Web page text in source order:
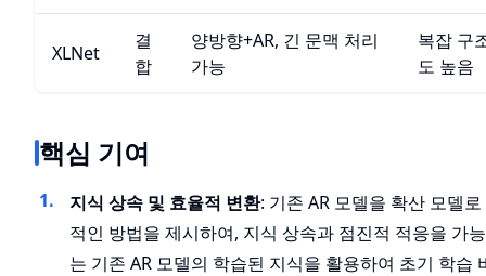
XLNet
결
합
양방향+AR, 긴 문맥 처리
가능
복잡 구
도 높음
핵심 기여
지식 상속 및 효율적 변환: 기존 AR 모델을 확산 모델
적인 방법을 제시하여, 지식 상속과 점진적 적응을 가
는 기존 AR 모델의 학습된 지식을 활용하여 초기 학습